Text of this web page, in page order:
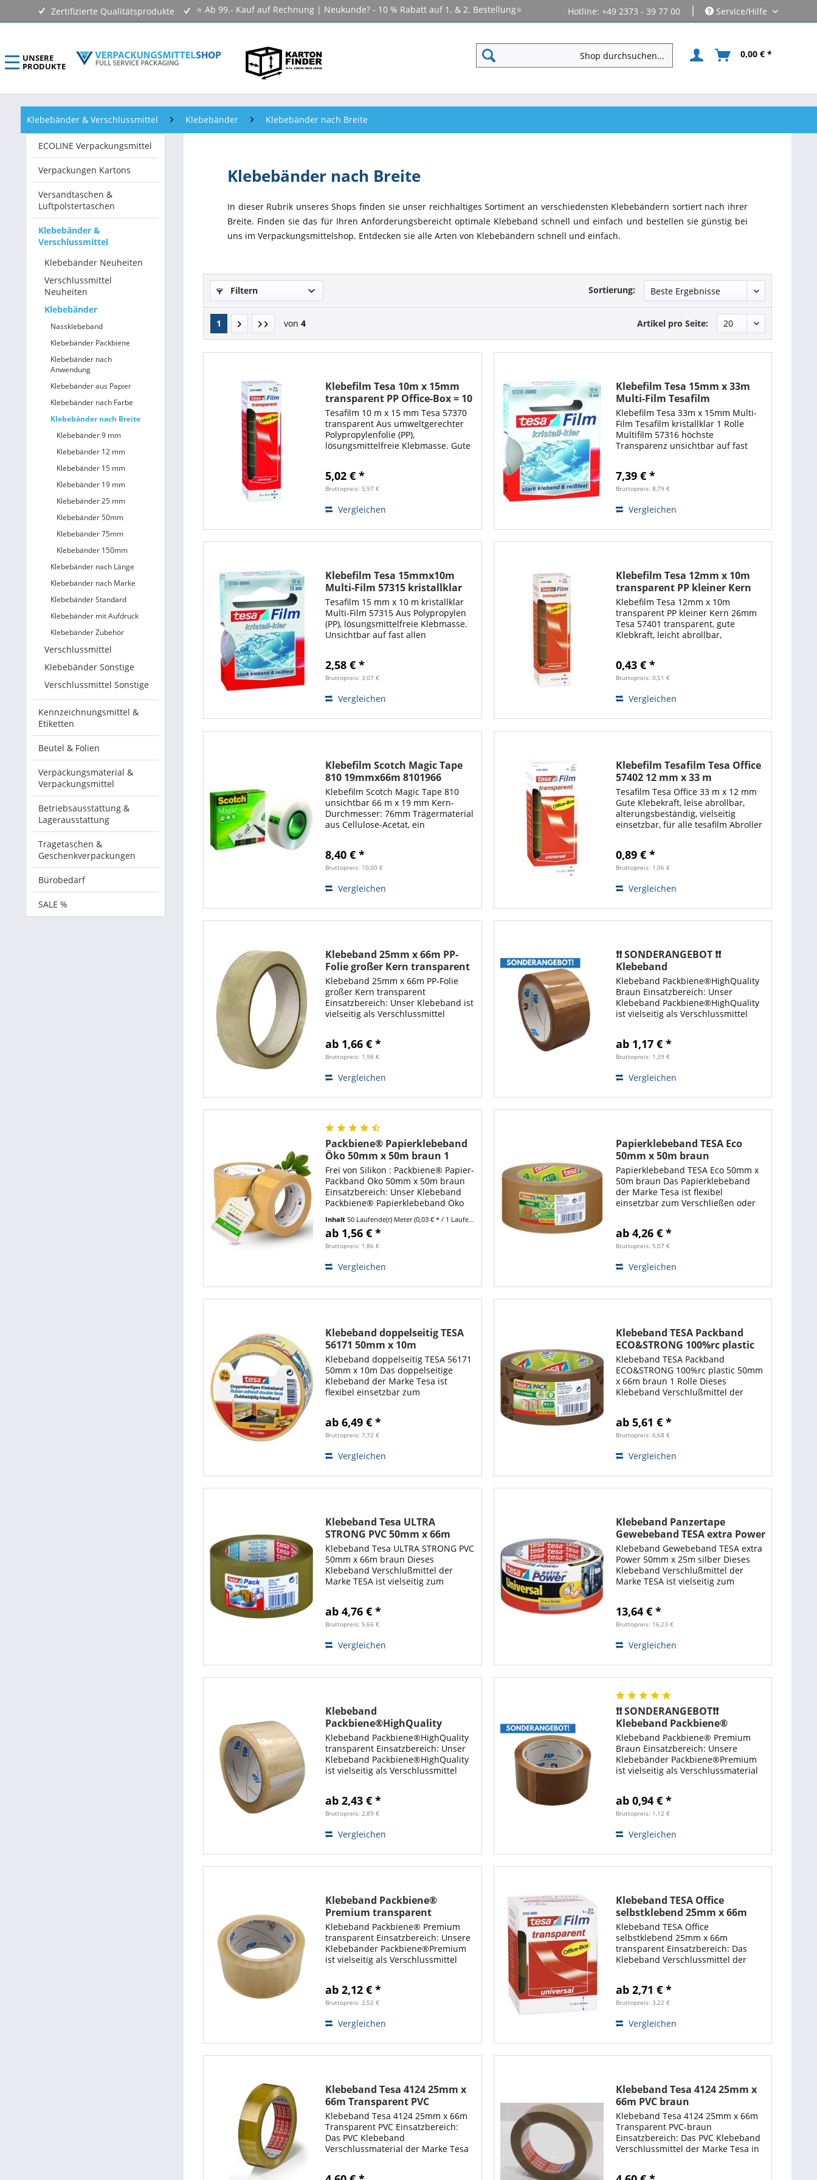
Zertifizierte Qualitätsprodukte ⭐ Ab 99.- Kauf auf Rechnung | Neukunde? - 10 % Rabatt auf 1. & 2. Bestellung⭐ Hotline: +49 2373 - 39 77 00 | Service/Hilfe
UNSERE
PRODUKTE
0,00 € *
ECOLINE Verpackungsmittel
Verpackungen Kartons
Versandtaschen & Luftpolstertaschen
Klebebänder & Verschlussmittel
Kennzeichnungsmittel & Etiketten
Beutel & Folien
Verpackungsmaterial & Verpackungsmittel
Betriebsausstattung & Lagerausstattung
Tragetaschen & Geschenkverpackungen
SALE %
Klebebänder & Verschlussmittel Klebebänder Klebebänder nach Breite
ECOLINE Verpackungsmittel
Verpackungen Kartons
Versandtaschen &
Luftpolstertaschen
Klebebänder &
Verschlussmittel
Klebebänder Neuheiten
Verschlussmittel
Neuheiten
Klebebänder
Nassklebeband
Klebebänder Packbiene
Klebebänder nach
Anwendung
Klebebänder aus Papier
Klebebänder nach Farbe
Klebebänder nach Breite
Klebebänder 9 mm
Klebebänder 12 mm
Klebebänder 15 mm
Klebebänder 19 mm
Klebebänder 25 mm
Klebebänder 50mm
Klebebänder 75mm
Klebebänder 150mm
Klebebänder nach Länge
Klebebänder nach Marke
Klebebänder Standard
Klebebänder mit Aufdruck
Klebebänder Zubehör
Verschlussmittel
Klebebänder Sonstige
Verschlussmittel Sonstige
Kennzeichnungsmittel &
Etiketten
Beutel & Folien
Verpackungsmaterial &
Verpackungsmittel
Betriebsausstattung &
Lagerausstattung
Tragetaschen &
Geschenkverpackungen
Bürobedarf
SALE %
Klebebänder nach Breite
In dieser Rubrik unseres Shops finden sie unser reichhaltiges Sortiment an verschiedensten Klebebändern sortiert nach ihrer
Breite. Finden sie das für Ihren Anforderungsbereicht optimale Klebeband schnell und einfach und bestellen sie günstig bei
uns im Verpackungsmittelshop. Entdecken sie alle Arten von Klebebändern schnell und einfach.
Filtern Sortierung:
1 von 4 Artikel pro Seite:
Klebefilm Tesa 10m x 15mm
transparent PP Office-Box = 10
Rollen
Tesafilm 10 m x 15 mm Tesa 57370
transparent Aus umweltgerechter
Polypropylenfolie (PP),
lösungsmittelfreie Klebmasse. Gute
einsetzbar. Auf allen Untergründen
unsichtbar,...
5,02 € *
Bruttopreis: 5,97 €
Vergleichen
Klebefilm Tesa 15mm x 33m
Multi-Film Tesafilm
kristallklar 1 Rolle
Klebefilm Tesa 33m x 15mm Multi-
Film Tesafilm kristallklar 1 Rolle
Multifilm 57316 höchste
Transparenz unsichtbar auf fast
alterungsbeständig, geräuschloses
Abrollen, Aus...
7,39 € *
Bruttopreis: 8,79 €
Vergleichen
Klebefilm Tesa 15mmx10m
Multi-Film 57315 kristallklar
Tesafilm 15 mm x 10 m kristallklar
Multi-Film 57315 Aus Polypropylen
(PP), lösungsmittelfreie Klebmasse.
Unsichtbar auf fast allen
alterungsbeständig, für alle tesafilm
Abroller...
2,58 € *
Bruttopreis: 3,07 €
Vergleichen
Klebefilm Tesa 12mm x 10m
transparent PP kleiner Kern
26mm
Klebefilm Tesa 12mm x 10m
transparent PP kleiner Kern 26mm
Tesa 57401 transparent, gute
Klebkraft, leicht abrollbar,
lösungsmittelfreie Klebmasse. VE =
1 Rolle (Info Office-Box = 12...
0,43 € *
Bruttopreis: 0,51 €
Vergleichen
Klebefilm Scotch Magic Tape
810 19mmx66m 8101966
unsichtbar großer Kern
Klebefilm Scotch Magic Tape 810
unsichtbar 66 m x 19 mm Kern-
Durchmesser: 76mm Trägermaterial
aus Cellulose-Acetat, ein
kopierbar, beschriftbar, leicht und
geräuschlos...
8,40 € *
Bruttopreis: 10,00 €
Vergleichen
Klebefilm Tesafilm Tesa Office
57402 12 mm x 33 m
Tesafilm Tesa Office 33 m x 12 mm
Gute Klebekraft, leise abrollbar,
alterungsbeständig, vielseitig
einsetzbar, für alle tesafilm Abroller
aus umweltgerechter...
0,89 € *
Bruttopreis: 1,06 €
Vergleichen
Klebeband 25mm x 66m PP-
Folie großer Kern transparent
(1 Rolle)
Klebeband 25mm x 66m PP-Folie
großer Kern transparent
Einsatzbereich: Unser Klebeband ist
vielseitig als Verschlussmittel
Materialen unsichtbar. Das
Verschlussmaterial ist...
ab 1,66 € *
Bruttopreis: 1,98 €
Vergleichen
❗❗ SONDERANGEBOT ❗❗
Klebeband
Packbiene®HighQuality Braun
| 50mm x 66m
Klebeband Packbiene®HighQuality
Braun Einsatzbereich: Unser
Klebeband Packbiene®HighQuality
ist vielseitig als Verschlussmittel
Materialien hervorragend zu
gebrauchen. Das...
ab 1,17 € *
Bruttopreis: 1,39 €
Vergleichen
Packbiene® Papierklebeband
Öko 50mm x 50m braun 1
Rolle
Frei von Silikon : Packbiene® Papier-
Packband Öko 50mm x 50m braun
Einsatzbereich: Unser Klebeband
Packbiene® Papierklebeband Öko
Verschlussmittel
Verpackungsmaterial einsetzbar
und auf sämtlichen...
Inhalt 50 Laufende(r) Meter(0,03 € * / 1 Laufende(r) Meter)
ab 1,56 € *
Bruttopreis: 1,86 €
Vergleichen
Papierklebeband TESA Eco
50mm x 50m braun
Papierklebeband TESA Eco 50mm x
50m braun Das Papierklebeband
der Marke Tesa ist flexibel
einsetzbar zum Verschließen oder
ist es auch für den Einsatz auf
rauen...
ab 4,26 € *
Bruttopreis: 5,07 €
Vergleichen
Klebeband doppelseitig TESA
56171 50mm x 10m
Klebeband doppelseitig TESA 56171
50mm x 10m Das doppelseitige
Klebeband der Marke Tesa ist
flexibel einsetzbar zum
oder Dekorieren. Durch seine extra
starke Klebekraft...
ab 6,49 € *
Bruttopreis: 7,72 €
Vergleichen
Klebeband TESA Packband
ECO&STRONG 100%rc plastic
50mm x 66m braun 1 Rolle
Klebeband TESA Packband
ECO&STRONG 100%rc plastic 50mm
x 66m braun 1 Rolle Dieses
Klebeband Verschlußmittel der
Gegenständen und Kartonagen aller
Art einsetzbar und besitzt...
ab 5,61 € *
Bruttopreis: 6,68 €
Vergleichen
Klebeband Tesa ULTRA
STRONG PVC 50mm x 66m
braun
Klebeband Tesa ULTRA STRONG PVC
50mm x 66m braun Dieses
Klebeband Verschlußmittel der
Marke TESA ist vielseitig zum
Art einsetzbar und besitzt einer
hohe Reißfestigkeit...
ab 4,76 € *
Bruttopreis: 5,66 €
Vergleichen
Klebeband Panzertape
Gewebeband TESA extra Power
50mm x 25m silber
Klebeband Gewebeband TESA extra
Power 50mm x 25m silber Dieses
Klebeband Verschlußmittel der
Marke TESA ist vielseitig zum
Aufgrund seiner extremen
Klebewirkung und hoher...
13,64 € *
Bruttopreis: 16,23 €
Vergleichen
Klebeband
Packbiene®HighQuality
transparent
Klebeband Packbiene®HighQuality
transparent Einsatzbereich: Unser
Klebeband Packbiene®HighQuality
ist vielseitig als Verschlussmittel
Materialien hervorragend zu
gebrauchen....
ab 2,43 € *
Bruttopreis: 2,89 €
Vergleichen
❗❗ SONDERANGEBOT❗❗
Klebeband Packbiene®
Premium Braun | 50mm x 66m
Klebeband Packbiene® Premium
Braun Einsatzbereich: Unsere
Klebebänder Packbiene®Premium
ist vielseitig als Verschlussmaterial
Materialien hervorragend zu
gebrauchen. Das...
ab 0,94 € *
Bruttopreis: 1,12 €
Vergleichen
Klebeband Packbiene®
Premium transparent
Klebeband Packbiene® Premium
transparent Einsatzbereich: Unsere
Klebebänder Packbiene®Premium
ist vielseitig als Verschlussmittel
Materialien hervorragend
einsetzbar. Das...
ab 2,12 € *
Bruttopreis: 2,52 €
Vergleichen
Klebeband TESA Office
selbstklebend 25mm x 66m
transparent
Klebeband TESA Office
selbstklebend 25mm x 66m
transparent Einsatzbereich: Das
Klebeband Verschlussmittel der
sowie starke
Alterungsbeständigkeit. Die
ab 2,71 € *
Bruttopreis: 3,22 €
Vergleichen
Klebeband Tesa 4124 25mm x
66m Transparent PVC
Klebeband Tesa 4124 25mm x 66m
Transparent PVC Einsatzbereich:
Das PVC Klebeband
Verschlussmaterial der Marke Tesa
Klebeband Tesa 4124 25mm x
66m PVC braun
Klebeband Tesa 4124 25mm x 66m
Transparent PVC-braun
Einsatzbereich: Das PVC Klebeband
Verschlussmittel der Marke Tesa in